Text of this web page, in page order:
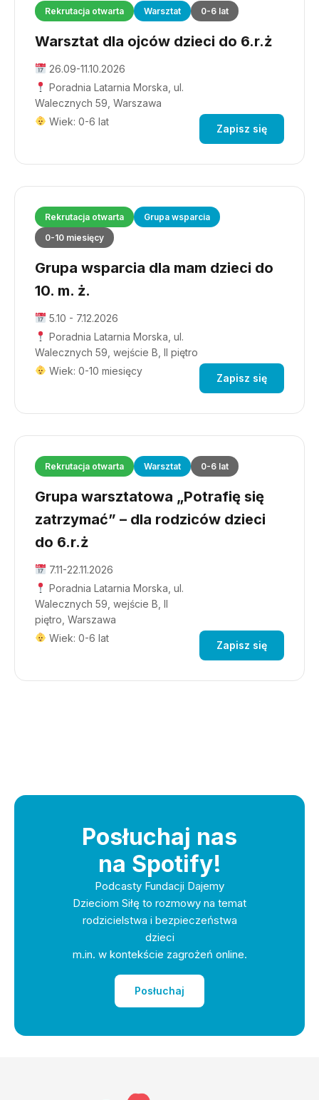
Rekrutacja otwarta Warsztat 0-6 lat
Warsztat dla ojców dzieci do 6.r.ż
26.09-11.10.2026
Poradnia Latarnia Morska, ul.
Walecznych 59, Warszawa
Wiek: 0-6 lat
Zapisz się
Rekrutacja otwarta
Grupa wsparcia
0-10 miesięcy
Grupa wsparcia dla mam dzieci do
10. m. ż.
5.10 - 7.12.2026
Poradnia Latarnia Morska, ul.
Walecznych 59, wejście B, II piętro
Wiek: 0-10 miesięcy
Zapisz się
Rekrutacja otwarta Warsztat 0-6 lat
Grupa warsztatowa „Potrafię się
zatrzymać” – dla rodziców dzieci
do 6.r.ż
7.11-22.11.2026
Poradnia Latarnia Morska, ul.
Walecznych 59, wejście B, II
piętro, Warszawa
Wiek: 0-6 lat
Zapisz się
Posłuchaj nas
na Spotify!
Podcasty Fundacji Dajemy
Dzieciom Siłę to rozmowy na temat
rodzicielstwa i bezpieczeństwa
dzieci
m.in. w kontekście zagrożeń online.
Posłuchaj